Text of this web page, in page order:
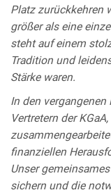
Platz zurückkehren
größer als eine
steht auf einem
Tradition und
Stärke waren.
In den
Vertretern der
finanziellen
Unser
sichern und die